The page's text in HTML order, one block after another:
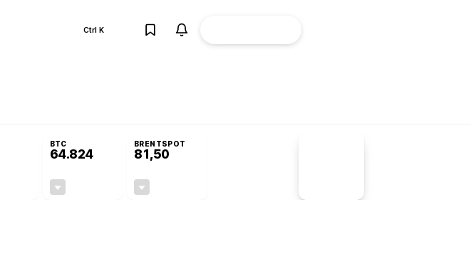
Ctrl K
BTC
64.824
BRENTSPOT
81,50